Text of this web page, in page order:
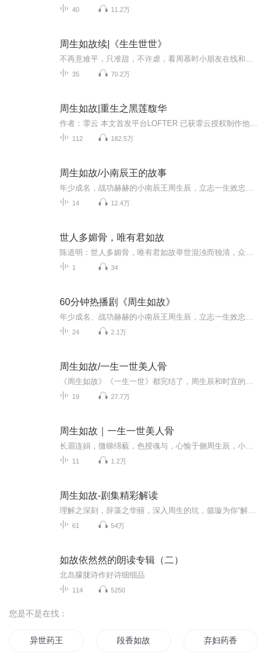
40 11.2万
周生如故续|《生生世世》
35 70.2万
周生如故|重生之黑莲馥华
112 182.5万
周生如故/小南辰王的故事
14 12.4万
世人多媚骨，唯有君如故
1 34
60分钟热播剧《周生如故》
24 2.1万
周生如故/一生一世美人骨
19 27.7万
周生如故｜一生一世美人骨
11 1.2万
周生如故-剧集精彩解读
61 54万
如故依然然的朗读专辑（二）
北岛朦胧诗作好诗细细品
114 5250
您是不是在找：
异世药王 段香如故 弃妇药香